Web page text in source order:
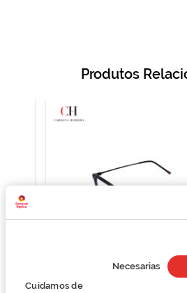
Cuidamos de
de
consentimiento
Necesarias
Produtos